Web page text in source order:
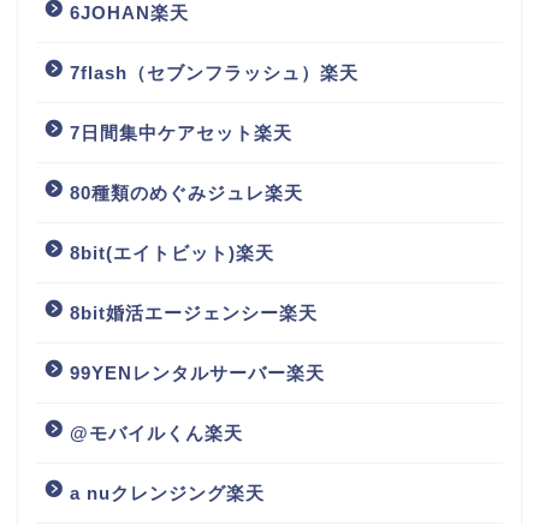
6JOHAN楽天
7flash（セブンフラッシュ）楽天
7日間集中ケアセット楽天
80種類のめぐみジュレ楽天
8bit(エイトビット)楽天
8bit婚活エージェンシー楽天
99YENレンタルサーバー楽天
@モバイルくん楽天
a nuクレンジング楽天